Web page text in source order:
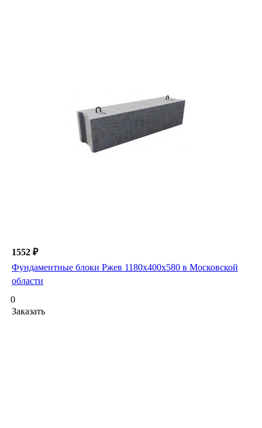
1552 ₽
Фундаментные блоки Ржев 1180х400х580 в Московской
области
0
Заказать